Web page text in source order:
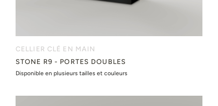
CELLIER CLÉ EN MAIN
STONE R9 - PORTES DOUBLES
Disponible en plusieurs tailles et couleurs